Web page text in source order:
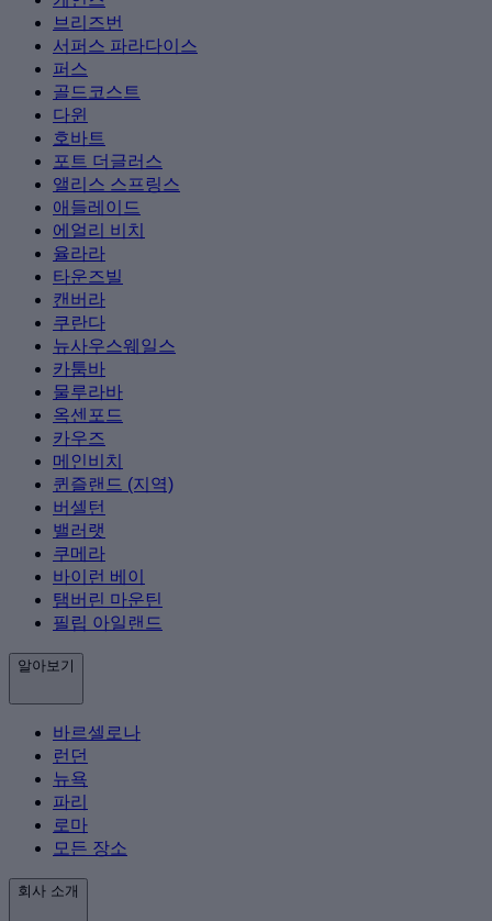
브리즈번
서퍼스 파라다이스
퍼스
골드코스트
다윈
호바트
포트 더글러스
앨리스 스프링스
애들레이드
에얼리 비치
율라라
타운즈빌
캔버라
쿠란다
뉴사우스웨일스
카툼바
물루라바
옥센포드
카우즈
메인비치
퀸즐랜드 (지역)
버셀턴
밸러랫
쿠메라
바이런 베이
탬버린 마운틴
필립 아일랜드
알아보기
바르셀로나
런던
뉴욕
파리
로마
모든 장소
회사 소개